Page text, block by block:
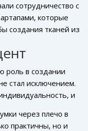
сотрудничество с
которые
создания тканей из
бактерий,
предпочитающих
тенденции
устранению
роль в создании
стал исключением.
и
часы с
через плечо в
практичны, но и